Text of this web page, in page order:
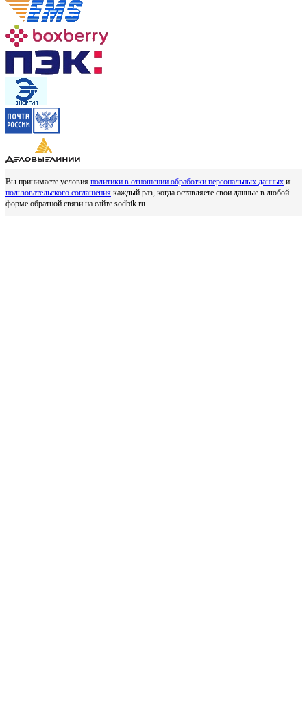
Вы принимаете условия политики в отношении обработки персональных данных и
пользовательского соглашения каждый раз, когда оставляете свои данные в любой
форме обратной связи на сайте sodbik.ru